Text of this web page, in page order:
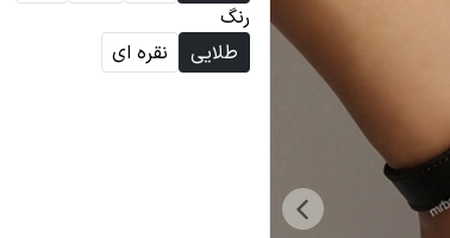
رنگ
طلایی
نقره ای